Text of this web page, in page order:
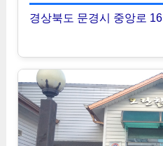
경상북도 문경시 중앙로 16